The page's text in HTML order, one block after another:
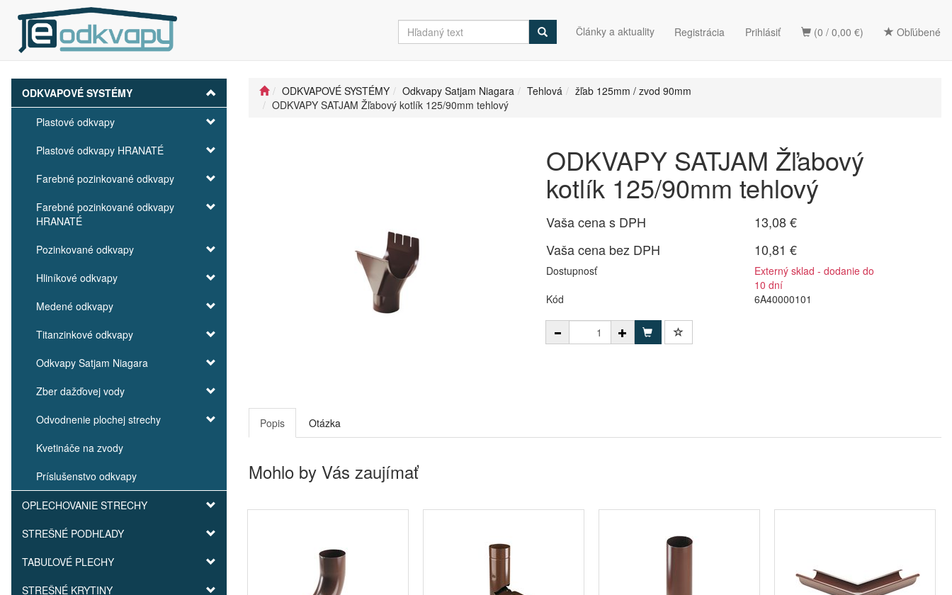
(0 / 0,00 €) Obľúbené
Články a aktuality Registrácia Prihlásiť
ODKVAPOVÉ SYSTÉMY
Plastové odkvapy
Plastové odkvapy HRANATÉ
Farebné pozinkované odkvapy
Farebné pozinkované odkvapy
HRANATÉ
Pozinkované odkvapy
Hliníkové odkvapy
Medené odkvapy
Titanzinkové odkvapy
Odkvapy Satjam Niagara
Zber dažďovej vody
Odvodnenie plochej strechy
Kvetináče na zvody
Príslušenstvo odkvapy
OPLECHOVANIE STRECHY
STREŠNÉ PODHĽADY
TABUĽOVÉ PLECHY
STREŠNÉ KRYTINY
ODKVAPOVÉ SYSTÉMY Odkvapy Satjam Niagara Tehlová
žľab 125mm / zvod 90mm
ODKVAPY SATJAM Žľabový kotlík 125/90mm tehlový
ODKVAPY SATJAM Žľabový
kotlík 125/90mm tehlový
Vaša cena s DPH
13,08 €
Vaša cena bez DPH
10,81 €
Dostupnosť
Externý sklad - dodanie do
10 dní
Kód
6A40000101
Popis Otázka
Mohlo by Vás zaujímať